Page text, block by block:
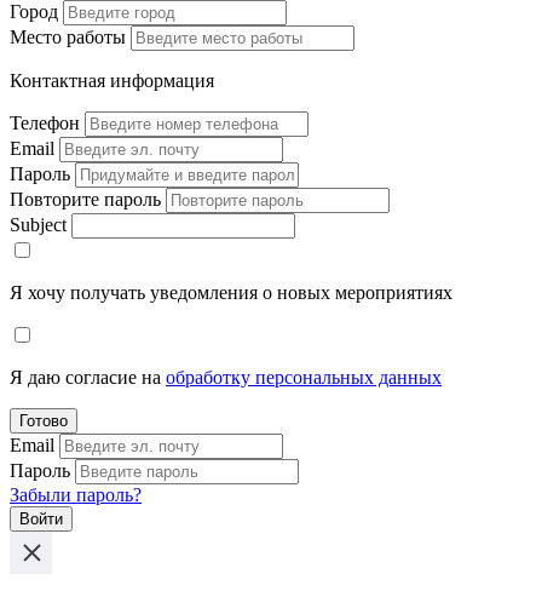
Город
Место работы
Контактная информация
Телефон
Email
Пароль
Повторите пароль
Subject
Я хочу получать уведомления о новых мероприятиях
Я даю согласие на обработку персональных данных
Готово
Email
Пароль
Забыли пароль?
Войти